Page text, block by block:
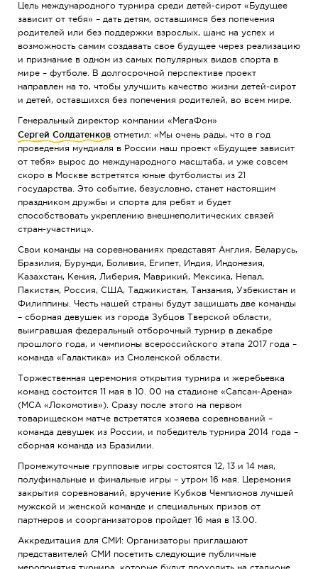
Цель международного турнира среди детей-сирот «Будущее
зависит от тебя» – дать детям, оставшимся без попечения
родителей или без поддержки взрослых, шанс на успех и
возможность самим создавать свое будущее через реализацию
и признание в одном из самых популярных видов спорта в
мире – футболе. В долгосрочной перспективе проект
направлен на то, чтобы улучшить качество жизни детей-сирот
и детей, оставшихся без попечения родителей, во всем мире.
Генеральный директор компании «МегаФон»
Сергей Солдатенков отметил: «Мы очень рады, что в год
проведения мундиаля в России наш проект «Будущее зависит
от тебя» вырос до международного масштаба, и уже совсем
скоро в Москве встретятся юные футболисты из 21
государства. Это событие, безусловно, станет настоящим
праздником дружбы и спорта для ребят и будет
способствовать укреплению внешнеполитических связей
стран-участниц».
Свои команды на соревнованиях представят Англия, Беларусь,
Бразилия, Бурунди, Боливия, Египет, Индия, Индонезия,
Казахстан, Кения, Либерия, Маврикий, Мексика, Непал,
Пакистан, Россия, США, Таджикистан, Танзания, Узбекистан и
Филиппины. Честь нашей страны будут защищать две команды
– сборная девушек из города Зубцов Тверской области,
выигравшая федеральный отборочный турнир в декабре
прошлого года, и чемпионы всероссийского этапа 2017 года –
команда «Галактика» из Смоленской области.
Торжественная церемония открытия турнира и жеребьевка
команд состоится 11 мая в 10. 00 на стадионе «Сапсан-Арена»
(МСА «Локомотив»). Сразу после этого на первом
товарищеском матче встретятся хозяева соревнований –
команда девушек из России, и победитель турнира 2014 года –
сборная команда из Бразилии.
Промежуточные групповые игры состоятся 12, 13 и 14 мая,
полуфинальные и финальные игры – утром 16 мая. Церемония
закрытия соревнований, вручение Кубков Чемпионов лучшей
мужской и женской команде и специальных призов от
партнеров и соорганизаторов пройдет 16 мая в 13.00.
Аккредитация для СМИ: Организаторы приглашают
представителей СМИ посетить следующие публичные